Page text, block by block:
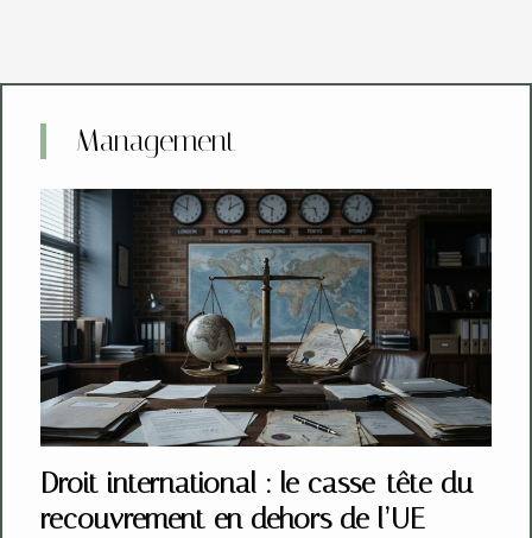
Management
Droit international : le casse-tête du
recouvrement en dehors de l’UE